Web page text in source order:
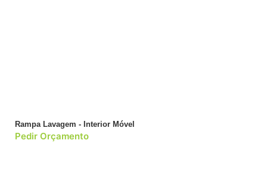
Rampa Lavagem - Interior Móvel
Pedir Orçamento